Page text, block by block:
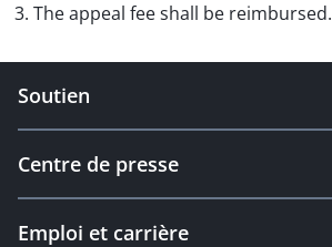
3. The appeal fee shall be reimbursed.
Soutien
Centre de presse
Emploi et carrière